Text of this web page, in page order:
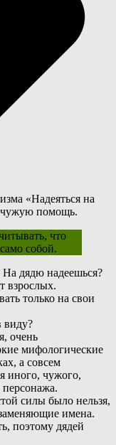
«Надеяться на
чужую помощь.
что
собой.
На дядю надеешься?
взрослых.
только на свои
виду?
очень
мифологические
а совсем
иного, чужого,
силы было нельзя,
имена.
поэтому дядей